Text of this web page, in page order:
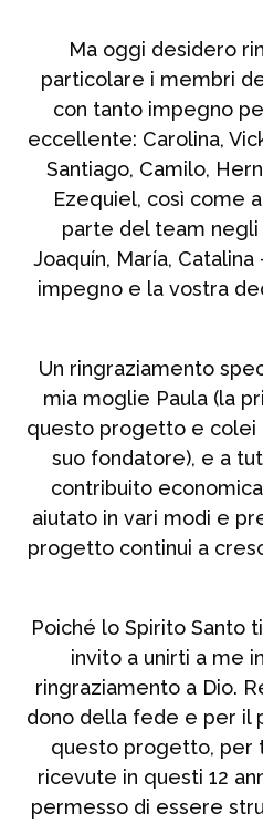
Ma oggi desidero
particolare i membri
con tanto impegno
eccellente: Carolina,
Santiago, Camilo,
Ezequiel, così come
parte del team negli
Joaquín, María,
impegno e la vostra
Un ringraziamento
mia moglie Paula (la
questo progetto e colei
suo fondatore), e a
contribuito
aiutato in vari modi e
progetto continui a
Poiché lo Spirito Santo
invito a unirti a me
ringraziamento a Dio.
dono della fede e per il
questo progetto, per
ricevute in questi 12
permesso di essere